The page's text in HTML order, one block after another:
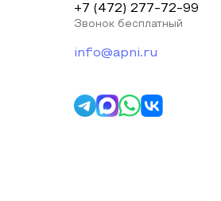
+7 (472) 277-72-99
Звонок бесплатный
info@apni.ru